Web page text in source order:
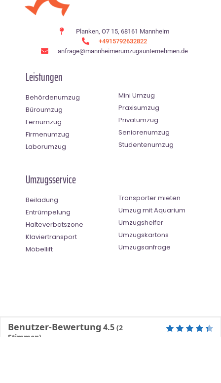
Planken, O7 15, 68161 Mannheim
+4915792632822
anfrage@mannheimerumzugsunternehmen.de
Leistungen
Behördenumzug
Büroumzug
Fernumzug
Firmenumzug
Laborumzug
Mini Umzug
Praxisumzug
Privatumzug
Seniorenumzug
Studentenumzug
Umzugsservice
Beiladung
Entrümpelung
Halteverbotszone
Klaviertransport
Möbellift
Transporter mieten
Umzug mit Aquarium
Umzugshelfer
Umzugskartons
Umzugsanfrage
Benutzer-Bewertung 4.5 (2
Stimmen)